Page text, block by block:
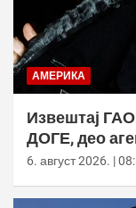
АМЕРИКА
Извештај
ДОГЕ, део
6. август 2026. |